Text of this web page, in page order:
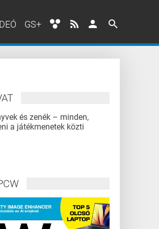
GS+
és zenék – minden,
a játékmenetek közti